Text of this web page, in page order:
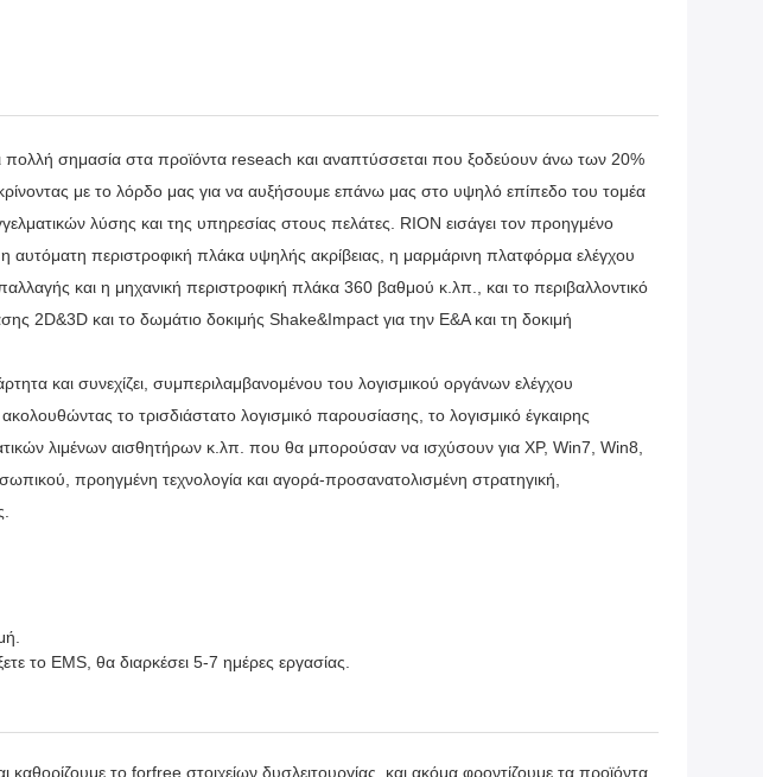
σημασία στα προϊόντα reseach και αναπτύσσεται που ξοδεύουν άνω των 20%
με το λόρδο μας για να αυξήσουμε επάνω μας στο υψηλό επίπεδο του τομέα
λύσης και της υπηρεσίας στους πελάτες. RION εισάγει τον προηγμένο
περιστροφική πλάκα υψηλής ακρίβειας, η μαρμάρινη πλατφόρμα ελέγχου
και η μηχανική περιστροφική πλάκα 360 βαθμού κ.λπ., και το περιβαλλοντικό
2D&3D και το δωμάτιο δοκιμής Shake&Impact για την Ε&Α και τη δοκιμή
και συνεχίζει, συμπεριλαμβανομένου του λογισμικού οργάνων ελέγχου
το τρισδιάστατο λογισμικό παρουσίασης, το λογισμικό έγκαιρης
λιμένων αισθητήρων κ.λπ. που θα μπορούσαν να ισχύσουν για XP, Win7, Win8,
προηγμένη τεχνολογία και αγορά-προσανατολισμένη στρατηγική,
το EMS, θα διαρκέσει 5-7 ημέρες εργασίας.
το forfree στοιχείων δυσλειτουργίας, και ακόμα φροντίζουμε τα προϊόντα